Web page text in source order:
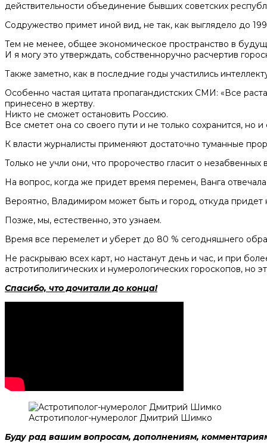
действительности объединение бывших советских
Содружество примет иной вид, не так, как выглядело до
Тем не менее, общее экономическое пространство в
И я могу это утверждать, собственноручно расчертив
Также заметно, как в последние годы участились
Особенно частая цитата пропагандистских СМИ: «Все
принесено в жертву.
Никто не сможет остановить Россию.
Все сметет она со своего пути и не только сохранится, но
К власти журналисты применяют достаточно туманные
Только не учли они, что пророчество гласит о
На вопрос, когда же придет время перемен, Ванга
Вероятно, Владимиром может быть и город, откуда придет
Позже, мы, естественно, это узнаем.
Время все перемелет и уберет до 80 % сегодняшнего
Не раскрываю всех карт, но настанут день и час, и при
астротиполигических и нумерологических гороскопов, но
Спасибо, что дочитали до конца!
Астротиполог-нумеролог Дмитрий Шимко
Буду рад вашим вопросам, дополнениям,